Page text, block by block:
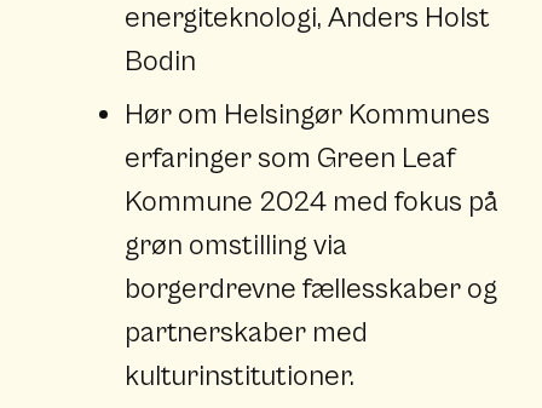
energiteknologi, Anders Holst
Bodin
Hør om Helsingør Kommunes
erfaringer som Green Leaf
Kommune 2024 med fokus på
grøn omstilling via
borgerdrevne fællesskaber og
partnerskaber med
kulturinstitutioner.